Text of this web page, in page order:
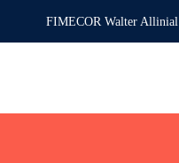
FIMECOR Walter Allinial